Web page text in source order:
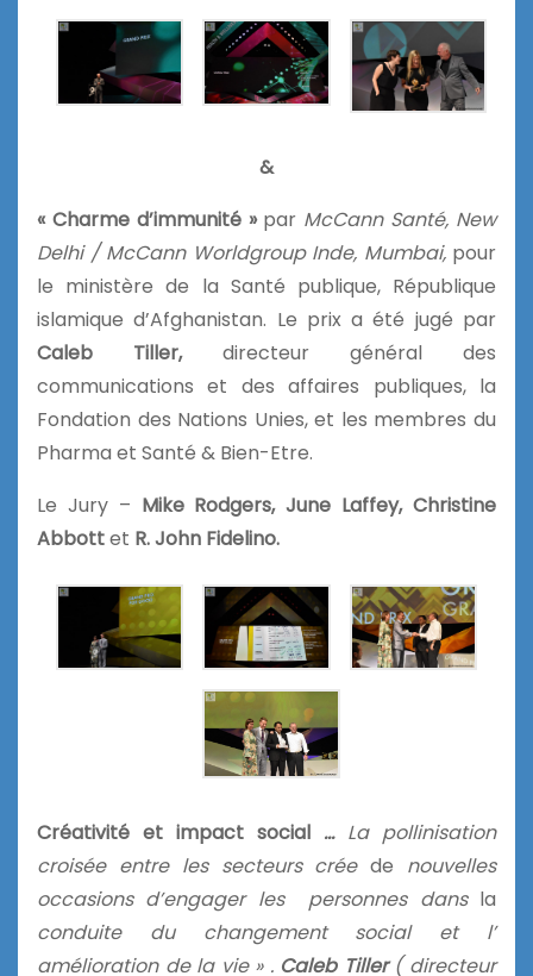
&
« Charme d’immunité »par McCann Santé, New
Delhi / McCann Worldgroup Inde, Mumbai,pour
le ministère de la Santé publique, République
islamique d’Afghanistan. Le prix a été jugé par
Caleb Tiller,directeur général des
communications et des affaires publiques, la
Fondation des Nations Unies, et les membres du
Pharma et Santé & Bien-Etre.
Le Jury – Mike Rodgers, June Laffey, Christine
Abbottet R. John Fidelino.
Créativité et impact social …La pollinisation
croisée entre les secteurs créede nouvelles
occasions d’engager les personnes dansla
conduite du
changement social et
l’
amélioration de la vie » . Caleb Tiller( directeur